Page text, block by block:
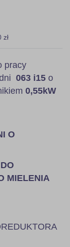
pracy
063 i15 o
0,55kW
O
MIELENIA